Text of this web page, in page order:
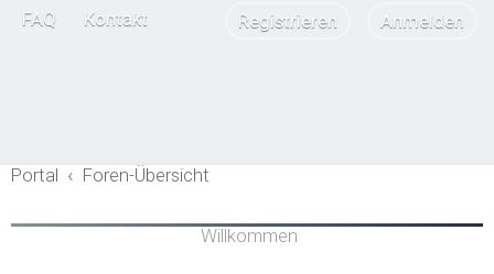
FAQ Kontakt Anmelden
Registrieren
Portal Foren-Übersicht
Willkommen